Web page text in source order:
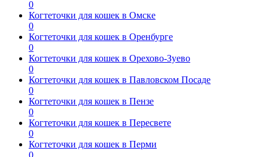
0
Когтеточки для кошек в Омске
0
Когтеточки для кошек в Оренбурге
0
Когтеточки для кошек в Орехово-Зуево
0
Когтеточки для кошек в Павловском Посаде
0
Когтеточки для кошек в Пензе
0
Когтеточки для кошек в Пересвете
0
Когтеточки для кошек в Перми
0